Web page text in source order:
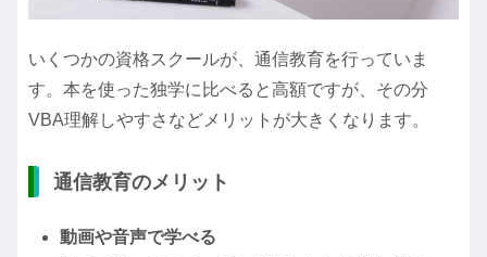
いくつかの資格スクールが、通信教育を行っていま
す。本を使った独学に比べると高額ですが、その分
VBA理解しやすさなどメリットが大きくなります。
通信教育のメリット
動画や音声で学べる